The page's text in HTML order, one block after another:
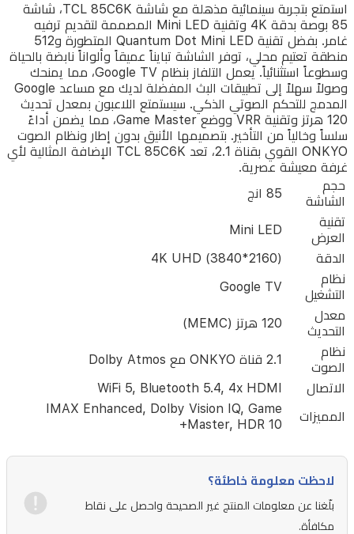
بفضل
تقنية
Quantum
Dot
Mini
LED
المتطورة
و512
منطقة
تعتيم
محلي،
توفر
الشاشة
تبايناً
وألواناً
نابضة
بالحياة
وسطوعاً
استثنائياً.
بنظام
Google
استمتع بتجربة سينمائية مذهلة مع شاشة TCL 85C6K، شاشة
85 بوصة بدقة 4K وتقنية Mini LED المصممة لتقديم ترفيه
غامر. بفضل تقنية Quantum Dot Mini LED المتطورة و512
منطقة تعتيم محلي، توفر الشاشة تبايناً عميقاً وألواناً نابضة بالحياة
وسطوعاً استثنائياً. يعمل التلفاز بنظام Google TV، مما يمنحك
وصولاً سهلاً إلى تطبيقات البث المفضلة لديك مع مساعد Google
المدمج للتحكم الصوتي الذكي. سيستمتع اللاعبون بمعدل تحديث
120 هرتز وتقنية VRR ووضع Game Master، مما يضمن أداءً
سلساً وخالياً من التأخير. بتصميمها الأنيق بدون إطار ونظام الصوت
ONKYO القوي بقناة 2.1، تعد TCL 85C6K الإضافة المثالية لأي
غرفة معيشة عصرية.
حجم
الشاشة
85 انج
تقنية
العرض
Mini LED
الدقة
4K UHD (3840*2160)
نظام
التشغيل
Google TV
معدل
التحديث
120 هرتز (MEMC)
نظام
الصوت
2.1 قناة ONKYO مع Dolby Atmos
الاتصال
WiFi 5, Bluetooth 5.4, 4x HDMI
المميزات
IMAX Enhanced, Dolby Vision IQ, Game
Master, HDR 10+
لاحظت معلومة خاطئة؟
بلّغنا عن معلومات المنتج غير الصحيحة واحصل على نقاط
مكافأة.